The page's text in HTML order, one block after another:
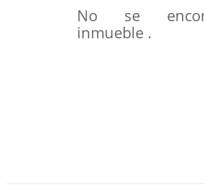
No se
inmueble .